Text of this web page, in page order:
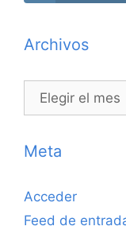
Archivos
Archivos
Meta
Acceder
Feed de